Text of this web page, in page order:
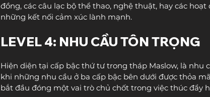
đồng, các câu lạc bộ thể thao, nghệ thuật, hay các
những kết nối cảm xúc lành mạnh.
LEVEL 4: NHU CẦU TÔN TRỌNG
Hiện diện tại cấp bậc thứ tư trong tháp Maslow, là nhu
khi những nhu cầu ở ba cấp bậc bên dưới được thỏa
bắt đầu đóng một vai trò chủ chốt trong việc thúc đẩy